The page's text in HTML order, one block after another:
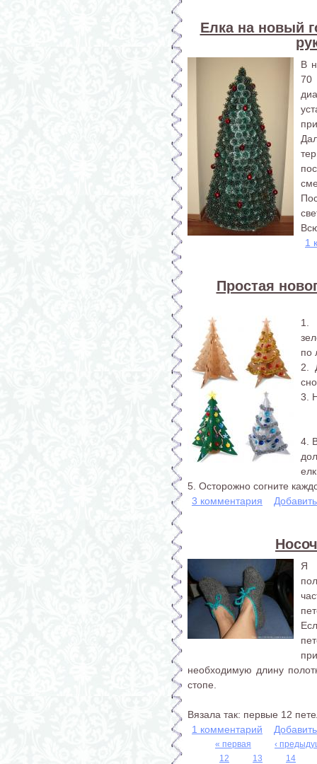
Елка на новый
В
70
1
Простая
1.
по
2.
3.
4.
5. Осторожно согните
3 комментария
Я
необходимую длину
стопе.
Вязала так: первые 12
1 комментарий
« первая
‹
12
13 14